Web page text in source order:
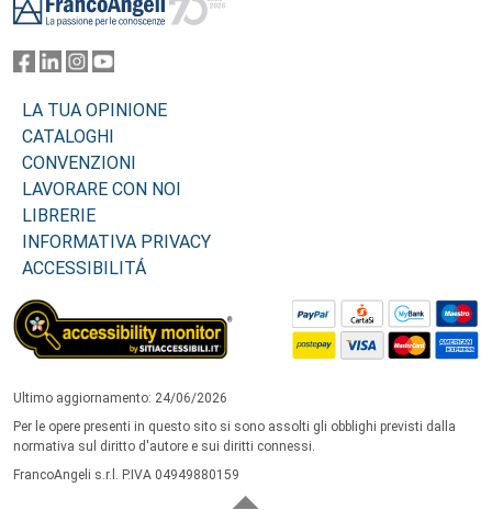
LA TUA OPINIONE
CATALOGHI
CONVENZIONI
LAVORARE CON NOI
LIBRERIE
INFORMATIVA PRIVACY
ACCESSIBILITÁ
Ultimo aggiornamento: 24/06/2026
Per le opere presenti in questo sito si sono assolti gli obblighi previsti dalla
normativa sul diritto d'autore e sui diritti connessi.
FrancoAngeli s.r.l. P.IVA 04949880159